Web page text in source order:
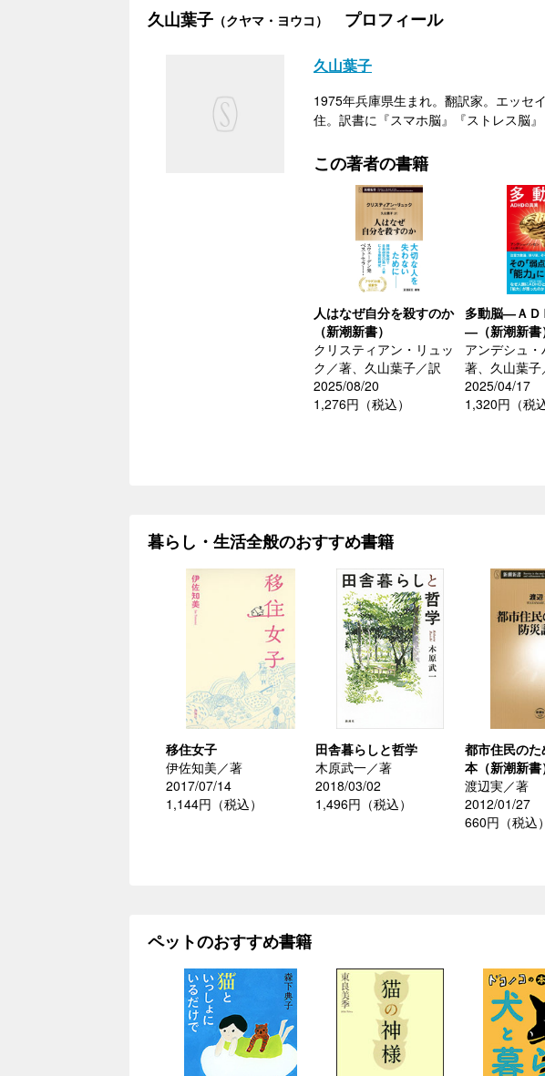
久山葉子 （クヤマ・ヨウコ） プロフィール
久山葉子
1975年兵庫県生まれ。翻訳家。エッセ
住。訳書に『スマホ脳』『ストレス脳』
この著者の書籍
人はなぜ自分を殺すのか
（新潮新書）
クリスティアン・リュッ
ク／著、久山葉子／訳
2025/08/20
1,276円（税込）
多動脳―ＡＤ
―（新潮新書
アンデシュ
著、久山葉子
2025/04/17
1,320円（税込
暮らし・生活全般のおすすめ書籍
移住女子
伊佐知美／著
2017/07/14
1,144円（税込）
田舎暮らしと哲学
木原武一／著
2018/03/02
1,496円（税込）
都市住民の
本（新潮新書
渡辺実／著
2012/01/27
660円（税込）
ペットのおすすめ書籍